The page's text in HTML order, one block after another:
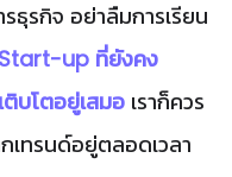
ธุรกิจ อย่าลืมการเรียน
up ที่ยังคง
บโตอยู่เสมอ เราก็ควร
เทรนด์อยู่ตลอดเวลา